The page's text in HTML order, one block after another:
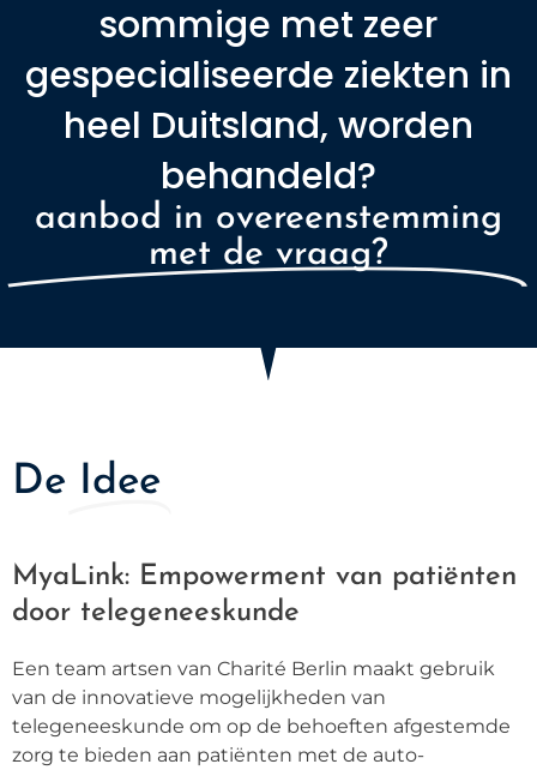
sommige met zeer
gespecialiseerde ziekten in
heel Duitsland, worden
behandeld?
aanbod in overeenstemming
met de vraag?
De Idee
MyaLink: Empowerment van patiënten
door telegeneeskunde
Een team artsen van Charité Berlin maakt gebruik
van de innovatieve mogelijkheden van
telegeneeskunde om op de behoeften afgestemde
zorg te bieden aan patiënten met de auto-